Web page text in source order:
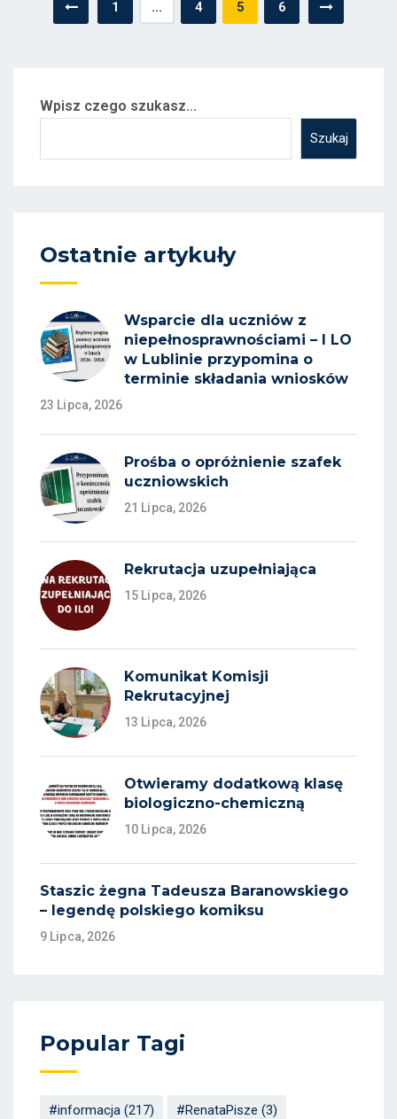
1 … 4 5 6
Wpisz czego szukasz...
Szukaj
Ostatnie artykuły
Wsparcie dla uczniów z
niepełnosprawnościami – I LO
w Lublinie przypomina o
terminie składania wniosków
23 Lipca, 2026
Prośba o opróżnienie szafek
uczniowskich
21 Lipca, 2026
Rekrutacja uzupełniająca
15 Lipca, 2026
Komunikat Komisji
Rekrutacyjnej
13 Lipca, 2026
Otwieramy dodatkową klasę
biologiczno-chemiczną
10 Lipca, 2026
Staszic żegna Tadeusza Baranowskiego
– legendę polskiego komiksu
9 Lipca, 2026
Popular Tagi
#informacja (217) #RenataPisze (3)